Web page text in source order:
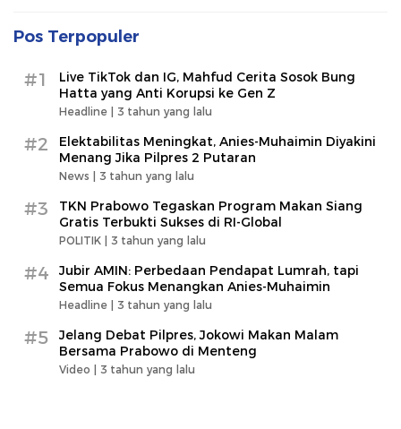
Pos Terpopuler
#1
Live TikTok dan IG, Mahfud Cerita Sosok Bung
Hatta yang Anti Korupsi ke Gen Z
Headline | 3 tahun yang lalu
#2
Elektabilitas Meningkat, Anies-Muhaimin Diyakini
Menang Jika Pilpres 2 Putaran
News | 3 tahun yang lalu
#3
TKN Prabowo Tegaskan Program Makan Siang
Gratis Terbukti Sukses di RI-Global
POLITIK | 3 tahun yang lalu
#4
Jubir AMIN: Perbedaan Pendapat Lumrah, tapi
Semua Fokus Menangkan Anies-Muhaimin
Headline | 3 tahun yang lalu
#5
Jelang Debat Pilpres, Jokowi Makan Malam
Bersama Prabowo di Menteng
Video | 3 tahun yang lalu